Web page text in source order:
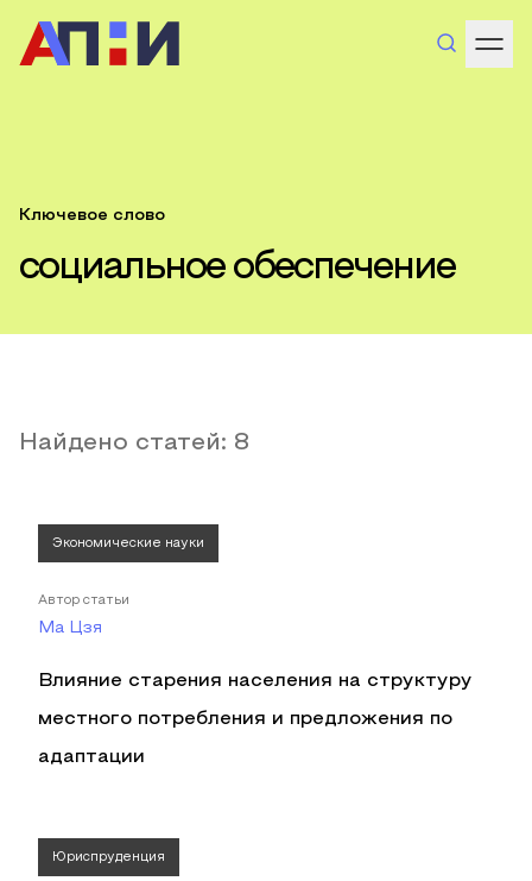
Ключевое слово
социальное обеспечение
Найдено статей: 8
Экономические науки
Автор статьи
Ма Цзя
Влияние старения населения на структуру
местного потребления и предложения по
адаптации
Юриспруденция